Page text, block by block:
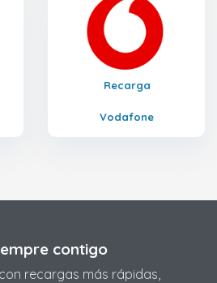
Recarga
Vodafone
contigo
recargas más rápidas,